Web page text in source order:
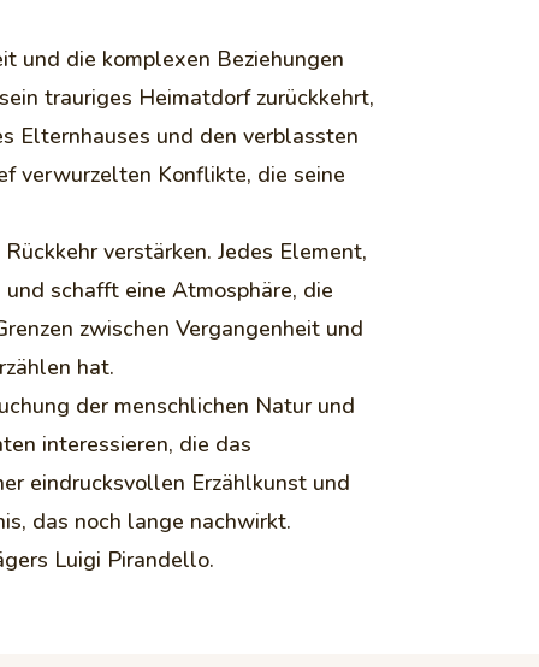
und die komplexen Beziehungen
trauriges Heimatdorf zurückkehrt,
Elternhauses und den verblassten
verwurzelten Konflikte, die seine
verstärken. Jedes Element,
schafft eine Atmosphäre, die
zwischen Vergangenheit und
hat.
der menschlichen Natur und
interessieren, die das
eindrucksvollen Erzählkunst und
das noch lange nachwirkt.
Luigi Pirandello.